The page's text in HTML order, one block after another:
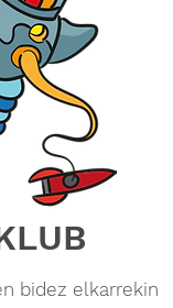
bidez elkarrekin